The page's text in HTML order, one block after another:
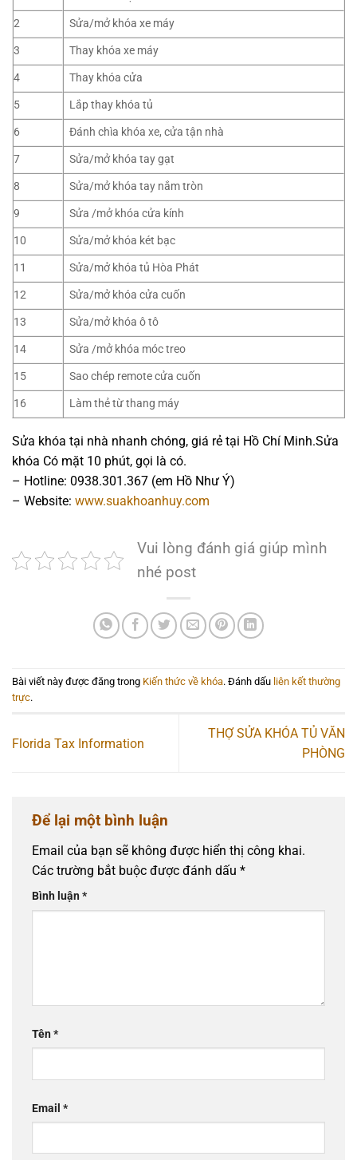
2
Sửa/mở khóa xe máy
3
Thay khóa xe máy
4
Thay khóa cửa
5
Lắp thay khóa tủ
6
Đánh chìa khóa xe, cửa tận nhà
7
Sửa/mở khóa tay gạt
8
Sửa/mở khóa tay nắm tròn
9
Sửa /mở khóa cửa kính
10
Sửa/mở khóa két bạc
11
Sửa/mở khóa tủ Hòa Phát
12
Sửa/mở khóa cửa cuốn
13
Sửa/mở khóa ô tô
14
Sửa /mở khóa móc treo
15
Sao chép remote cửa cuốn
16
Làm thẻ từ thang máy
Sửa khóa tại nhà nhanh chóng, giá rẻ tại Hồ Chí Minh.Sửa
khóa Có mặt 10 phút, gọi là có.
– Hotline: 0938.301.367 (em Hồ Như Ý)
– Website: www.suakhoanhuy.com
Vui lòng đánh giá giúp mình
nhé post
Bài viết này được đăng trong Kiến thức về khóa. Đánh dấu liên kết thường
trực.
Florida Tax Information
THỢ SỬA KHÓA TỦ VĂN
PHÒNG
Để lại một bình luận
Email của bạn sẽ không được hiển thị công khai.
Các trường bắt buộc được đánh dấu *
Bình luận*
Tên*
Email *